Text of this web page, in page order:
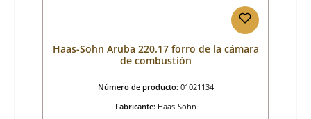
Haas-Sohn Aruba 220.17 forro de la cámara
de combustión
Número de producto: 01021134
Fabricante: Haas-Sohn